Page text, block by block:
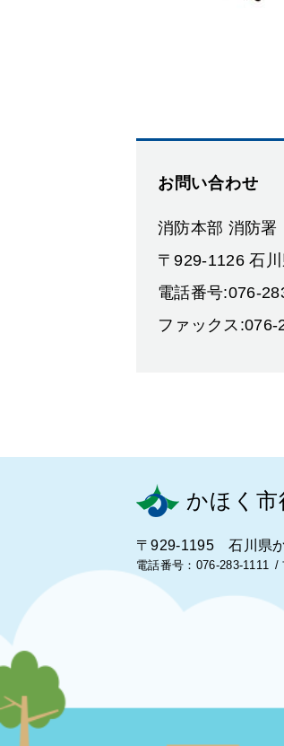
お問い合わせ
消防本部 消防署
〒929-1126 石
電話番号:076-
ファックス:076-
かほく市
〒929-1195 石川県
電話番号：076-283-1111